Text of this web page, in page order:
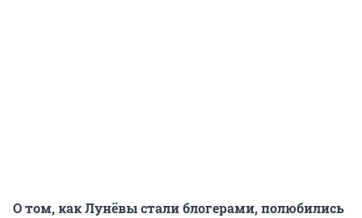
О том, как Лунёвы стали блогерами, полюбились